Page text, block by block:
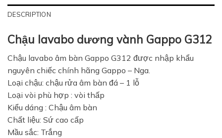
DESCRIPTION
Chậu lavabo dương vành Gappo G312
Chậu lavabo âm bàn Gappo G312 được nhập khẩu
nguyên chiếc chính hãng Gappo – Nga.
Loại chậu: chậu rửa âm bàn đá – 1 lỗ
Loại vòi phù hợp : vòi thấp
Kiểu dáng : Chậu âm bàn
Chất liệu: Sứ cao cấp
Mầu sắc: Trắng